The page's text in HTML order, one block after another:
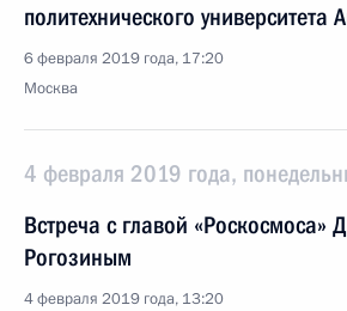
политехнического университета
6 февраля 2019 года, 17:20
Москва
4 февраля 2019 года,
Встреча с главой «Роскосмоса»
Рогозиным
4 февраля 2019 года, 13:20